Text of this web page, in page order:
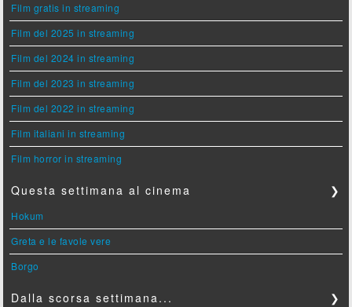
Film gratis in streaming
Film del 2025 in streaming
Film del 2024 in streaming
Film del 2023 in streaming
Film del 2022 in streaming
Film italiani in streaming
Film horror in streaming
Questa settimana al cinema ❯
Hokum
Greta e le favole vere
Borgo
Dalla scorsa settimana... ❯